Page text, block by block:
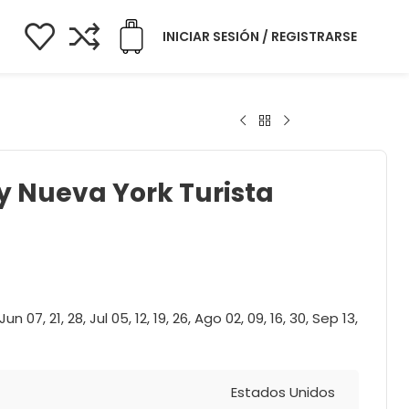
INICIAR SESIÓN / REGISTRARSE
Nueva York Turista
07, 21, 28, Jul 05, 12, 19, 26, Ago 02, 09, 16, 30, Sep 13,
Estados Unidos